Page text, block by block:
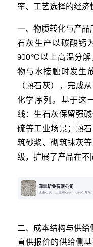
率、工艺选择的经济
一、物质转化与产品
石灰生产以碳酸钙
900℃以上高温分解
物与水接触时发生
（熟石灰），完成
化学序列。基于这
线：生石灰保留强
硫等工业场景；熟
筑砂浆、砌筑抹灰
级，扩展了产品在不
二、成本结构与供给
直供报价的供给侧